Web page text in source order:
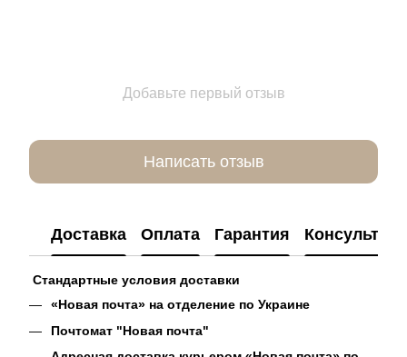
Добавьте первый отзыв
Написать отзыв
Доставка Оплата Гарантия
Стандартные условия доставки
«Новая почта» на отделение по Украине
Почтомат "Новая почта"